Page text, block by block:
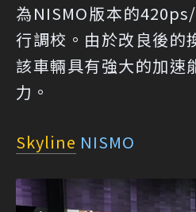
為NISMO版本的
行調校。由於改良後的
該車輛具有強大的加速
力。
Skyline NISMO